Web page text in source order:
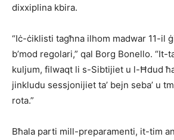
dixxiplina kbira.
“Iċ-ċiklisti tagħna ilhom madwar 11-il
b’mod regolari,” qal Borg Bonello. “It-
kuljum, filwaqt li s-Sibtijiet u l-Ħdud
jinkludu sessjonijiet ta’ bejn seba’ u
rota.”
Bħala parti mill-preparamenti, it-tim